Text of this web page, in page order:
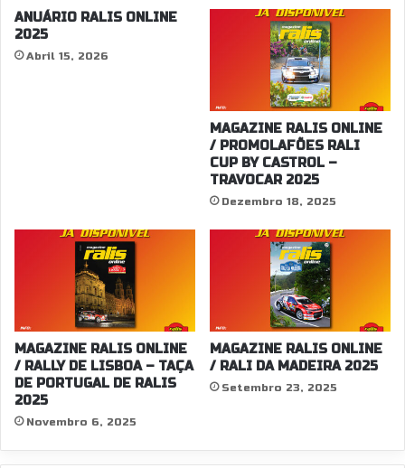
ANUÁRIO RALIS ONLINE
2025
Abril 15, 2026
MAGAZINE RALIS ONLINE
/ PROMOLAFÕES RALI
CUP BY CASTROL –
TRAVOCAR 2025
Dezembro 18, 2025
MAGAZINE RALIS ONLINE
/ RALLY DE LISBOA – TAÇA
DE PORTUGAL DE RALIS
2025
Novembro 6, 2025
MAGAZINE RALIS ONLINE
/ RALI DA MADEIRA 2025
Setembro 23, 2025